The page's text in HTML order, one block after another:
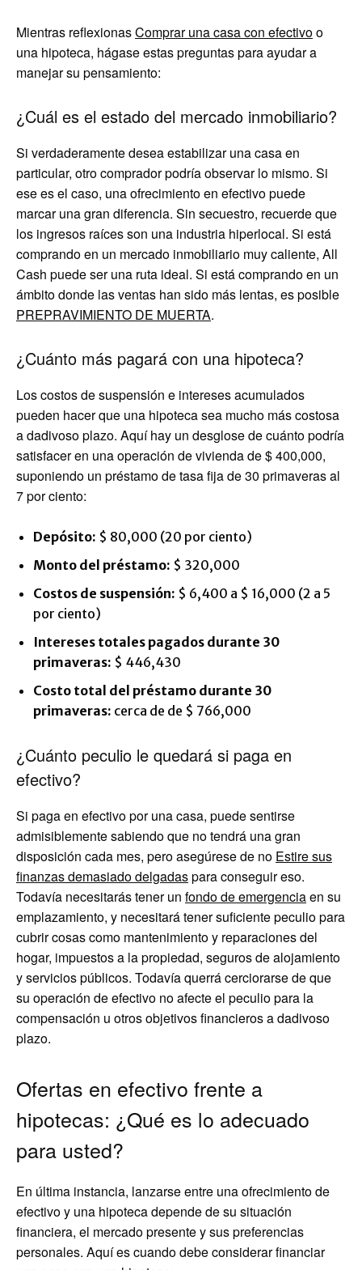
Mientras reflexionasComprar una casa con efectivoo
una hipoteca, hágase estas preguntas para ayudar a
manejar su pensamiento:
¿Cuál es el estado del mercado inmobiliario?
Si verdaderamente desea estabilizar una casa en
particular, otro comprador podría observar lo mismo. Si
ese es el caso, una ofrecimiento en efectivo puede
marcar una gran diferencia. Sin secuestro, recuerde que
los ingresos raíces son una industria hiperlocal. Si está
comprando en un mercado inmobiliario muy caliente, All
Cash puede ser una ruta ideal. Si está comprando en un
ámbito donde las ventas han sido más lentas, es posible
PREPRAVIMIENTO DE MUERTA.
¿Cuánto más pagará con una hipoteca?
Los costos de suspensión e intereses acumulados
pueden hacer que una hipoteca sea mucho más costosa
a dadivoso plazo. Aquí hay un desglose de cuánto podría
satisfacer en una operación de vivienda de $ 400,000,
suponiendo un préstamo de tasa fija de 30 primaveras al
7 por ciento:
Depósito: $ 80,000 (20 por ciento)
Monto del préstamo: $ 320,000
Costos de suspensión: $ 6,400 a $ 16,000 (2 a 5
por ciento)
Intereses totales pagados durante 30
primaveras: $ 446,430
Costo total del préstamo durante 30
primaveras: cerca de de $ 766,000
¿Cuánto peculio le quedará si paga en
efectivo?
Si paga en efectivo por una casa, puede sentirse
admisiblemente sabiendo que no tendrá una gran
disposición cada mes, pero asegúrese de no Estire sus
finanzas demasiado delgadaspara conseguir eso.
Todavía necesitarás tener un fondo de emergenciaen su
emplazamiento, y necesitará tener suficiente peculio para
cubrir cosas como mantenimiento y reparaciones del
hogar, impuestos a la propiedad, seguros de alojamiento
y servicios públicos. Todavía querrá cerciorarse de que
su operación de efectivo no afecte el peculio para la
compensación u otros objetivos financieros a dadivoso
plazo.
Ofertas en efectivo frente a
hipotecas: ¿Qué es lo adecuado
para usted?
En última instancia, lanzarse entre una ofrecimiento de
efectivo y una hipoteca depende de su situación
financiera, el mercado presente y sus preferencias
personales. Aquí es cuando debe considerar financiar